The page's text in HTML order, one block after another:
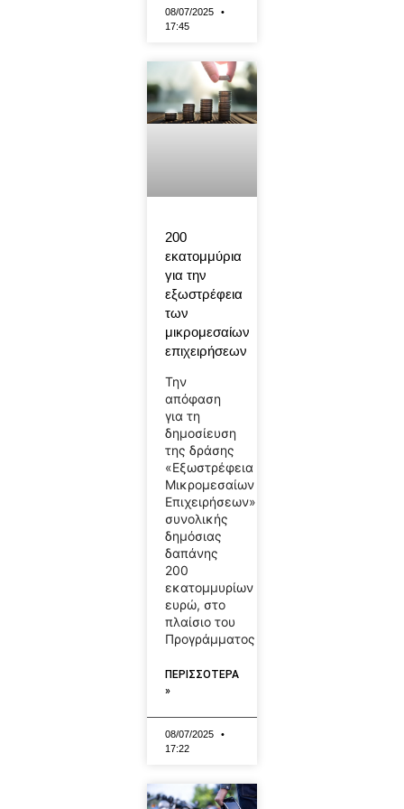
08/07/2025
17:45
200
εκατομμύρια
για την
εξωστρέφεια
των
μικρομεσαίων
επιχειρήσεων
Την
απόφαση
για τη
δημοσίευση
της δράσης
«Εξωστρέφεια
Μικρομεσαίων
Επιχειρήσεων»,
συνολικής
δημόσιας
δαπάνης
200
εκατομμυρίων
ευρώ, στο
πλαίσιο του
Προγράμματος
ΠΕΡΙΣΣΟΤΕΡΑ
»
08/07/2025
17:22